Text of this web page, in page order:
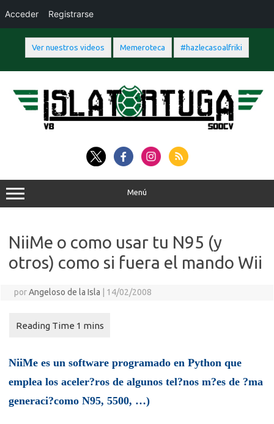
Ver nuestros videos Memeroteca #hazlecasoalfriki
contenido
Menú
NiiMe o como usar tu N95 (y
otros) como si fuera el mando Wii
porAngeloso de la Isla 14/02/2008
NiiMe es un software programado en Python que
emplea los aceler?ros de algunos tel?nos m?es de ?ma
generaci?como N95, 5500, …)
Acceder Registrarse